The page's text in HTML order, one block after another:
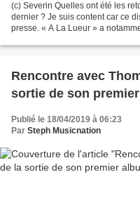
(c) Severin Quelles ont été les
dernier ? Je suis content car ce
presse. « A La Lueur » a
Rencontre avec
sortie de son
Publié le 18/04/2019 à 06:23
Par Steph Musicnation